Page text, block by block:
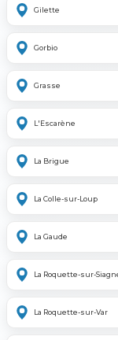
Gilette
Gorbio
Grasse
L'Escarène
La Brigue
La Colle-sur-Loup
La Gaude
La Roquette-sur-
La Roquette-sur-Var